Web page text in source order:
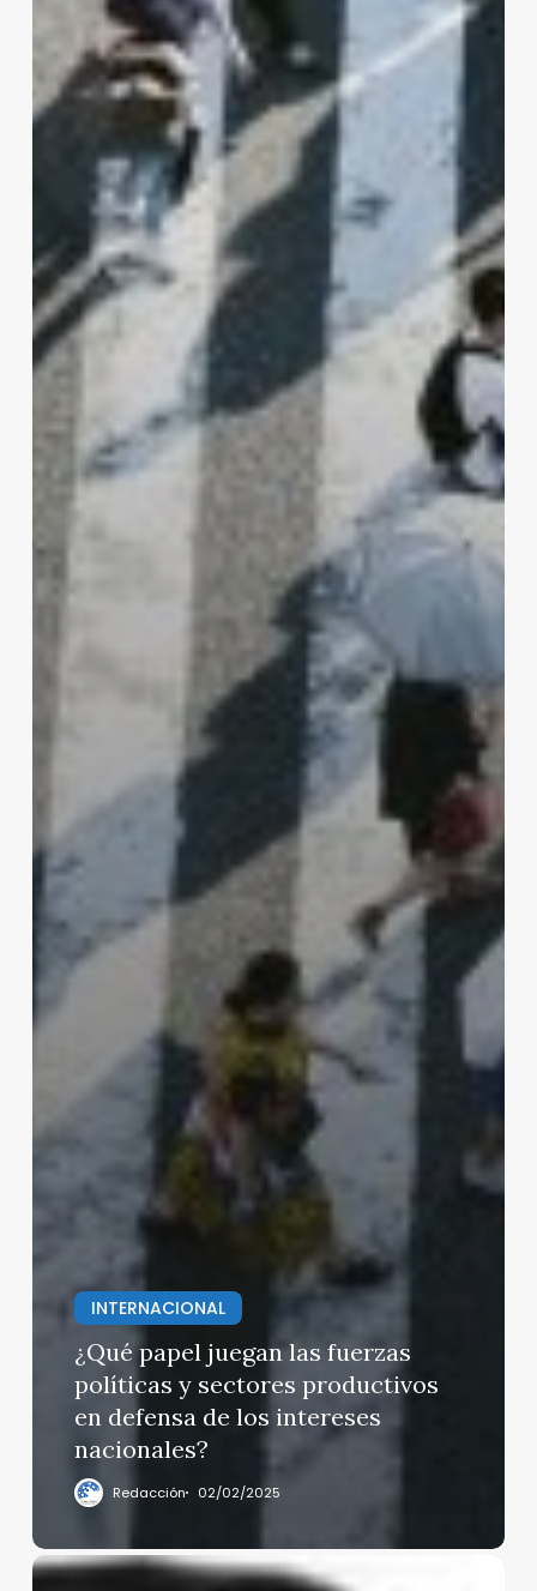
INTERNACIONAL
¿Qué papel juegan las fuerzas
políticas y sectores productivos
en defensa de los intereses
nacionales?
Redacción 02/02/2025
Cae